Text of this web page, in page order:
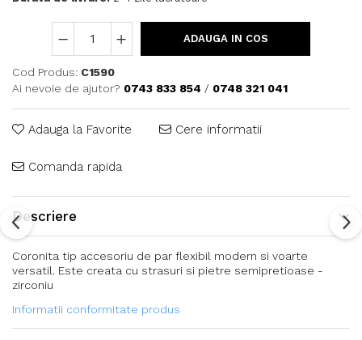
ADAUGA IN COS
Cod Produs: C1590
Ai nevoie de ajutor? 0743 833 854 / 0748 321 041
Adauga la Favorite Cere informatii
Comanda rapida
Descriere
Coronita tip accesoriu de par flexibil modern si voarte
versatil. Este creata cu strasuri si pietre semipretioase -
zirconiu
Informatii conformitate produs